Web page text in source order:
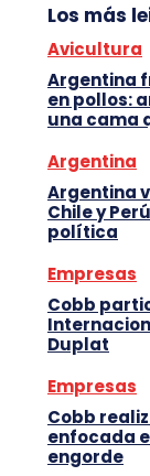
Los más
Avicultura
Argentina
en pollos:
una cama
Argentina
Argentina
Chile y
política
Empresas
Cobb
Duplat
Empresas
Cobb
enfocada
engorde